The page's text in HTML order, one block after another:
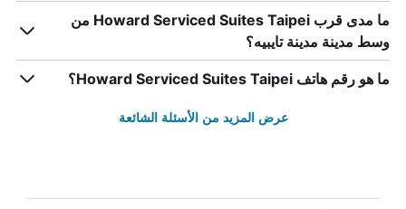
ما مدى قرب Howard Serviced Suites Taipei من
وسط مدينة مدينة تايبيه؟
ما هو رقم هاتف Howard Serviced Suites Taipei؟
عرض المزيد من الأسئلة الشائعة